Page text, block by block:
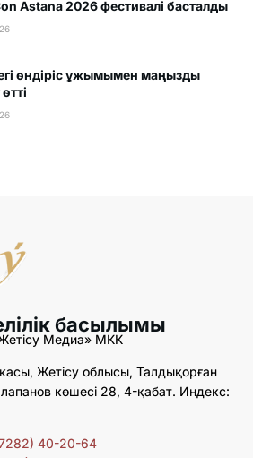
Astana 2026 фестивалi басталды
өндіріс ұжымымен маңызды
басылымы
Медиа» МКК
Жетісу облысы, Талдықорған
көшесі 28, 4-қабат. Индекс:
40-20-64